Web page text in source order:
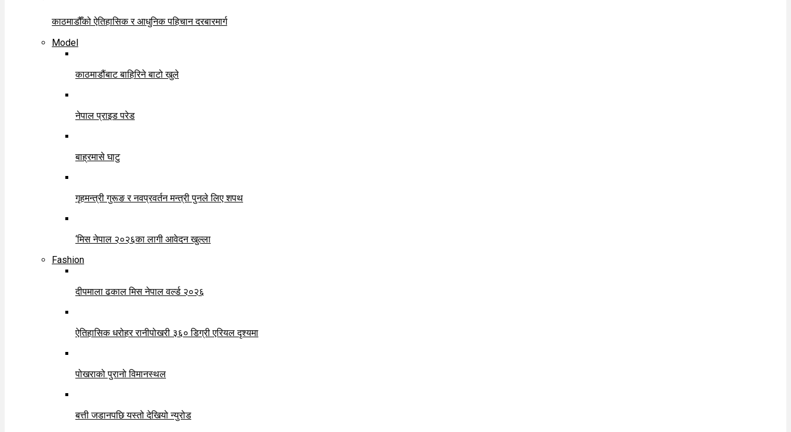
काठमाडौँको ऐतिहासिक र आधुनिक पहिचान दरबारमार्ग
Model
काठमाडौंबाट बाहिरिने बाटो खुले
नेपाल प्राइड परेड
बाह्रमासे घाटु
गृहमन्त्री गुरूङ र नवप्रवर्तन मन्त्री पुनले लिए शपथ
‘मिस नेपाल २०२६का लागी आवेदन खुल्ला
Fashion
दीपमाला ढकाल मिस नेपाल वर्ल्ड २०२६
ऐतिहासिक धरोहर रानीपोखरी ३६० डिग्री एरियल दृश्यमा
पोखराको पुरानो विमानस्थल
बत्ती जडानपछि यस्तो देखियो न्युरोड